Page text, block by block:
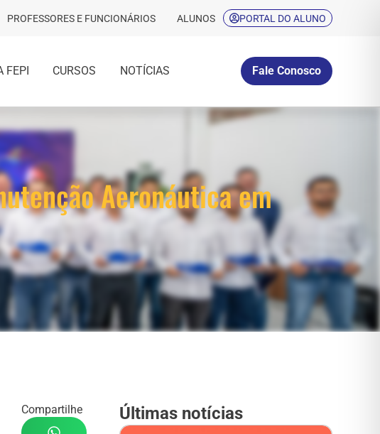
PROFESSORES E FUNCIONÁRIOS ALUNOS PORTAL DO ALUNO
FEPI CURSOS NOTÍCIAS Fale Conosco
Aeronáutica em
Compartilhe Últimas notícias